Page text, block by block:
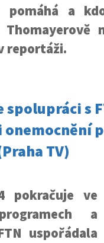
pomáhá a
reportáži.
spolupráci s
TV)
pokračuje ve
a
uspořádala